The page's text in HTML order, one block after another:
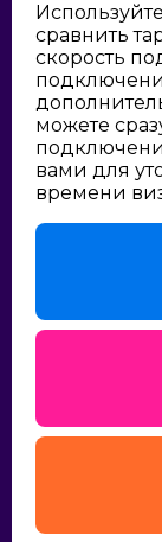
сравнить
скорость
можете
вами для
времени